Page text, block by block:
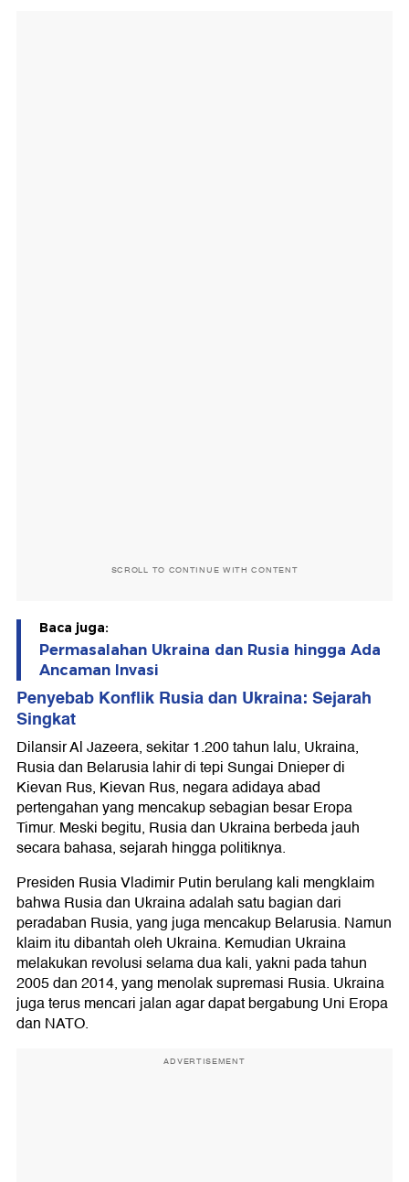
SCROLL TO CONTINUE WITH CONTENT
Baca juga:
Permasalahan Ukraina dan Rusia hingga Ada
Ancaman Invasi
Penyebab Konflik Rusia dan Ukraina: Sejarah
Singkat
Dilansir Al Jazeera, sekitar 1.200 tahun lalu, Ukraina,
Rusia dan Belarusia lahir di tepi Sungai Dnieper di
Kievan Rus, Kievan Rus, negara adidaya abad
pertengahan yang mencakup sebagian besar Eropa
Timur. Meski begitu, Rusia dan Ukraina berbeda jauh
secara bahasa, sejarah hingga politiknya.
Presiden Rusia Vladimir Putin berulang kali mengklaim
bahwa Rusia dan Ukraina adalah satu bagian dari
peradaban Rusia, yang juga mencakup Belarusia. Namun
klaim itu dibantah oleh Ukraina. Kemudian Ukraina
melakukan revolusi selama dua kali, yakni pada tahun
2005 dan 2014, yang menolak supremasi Rusia. Ukraina
juga terus mencari jalan agar dapat bergabung Uni Eropa
dan NATO.
ADVERTISEMENT